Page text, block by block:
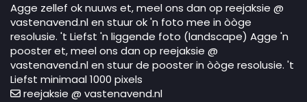
Agge zellef ok nuuws et, meel ons dan op reejaksie @
vastenavend.nl en stuur ok 'n foto mee in òòge
resolusie. 't Liefst 'n liggende foto (landscape) Agge 'n
pooster et, meel ons dan op reejaksie @
vastenavend.nl en stuur de pooster in òòge resolusie. 't
Liefst minimaal 1000 pixels
reejaksie @ vastenavend.nl